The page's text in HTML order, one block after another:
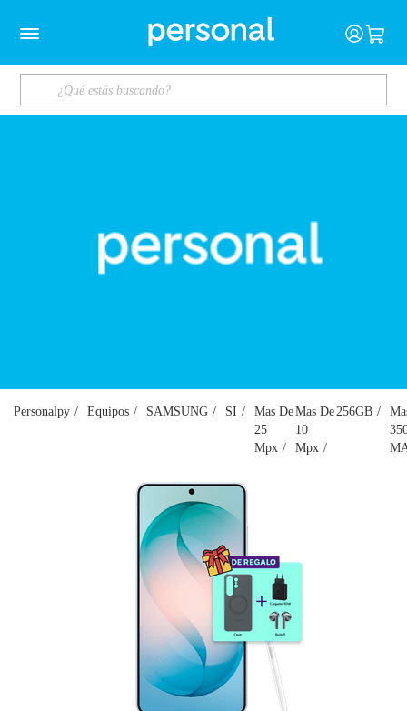
Personalpy Equipos SAMSUNG SI
Mas De
25
Mpx
Mas De
10
Mpx
256GB